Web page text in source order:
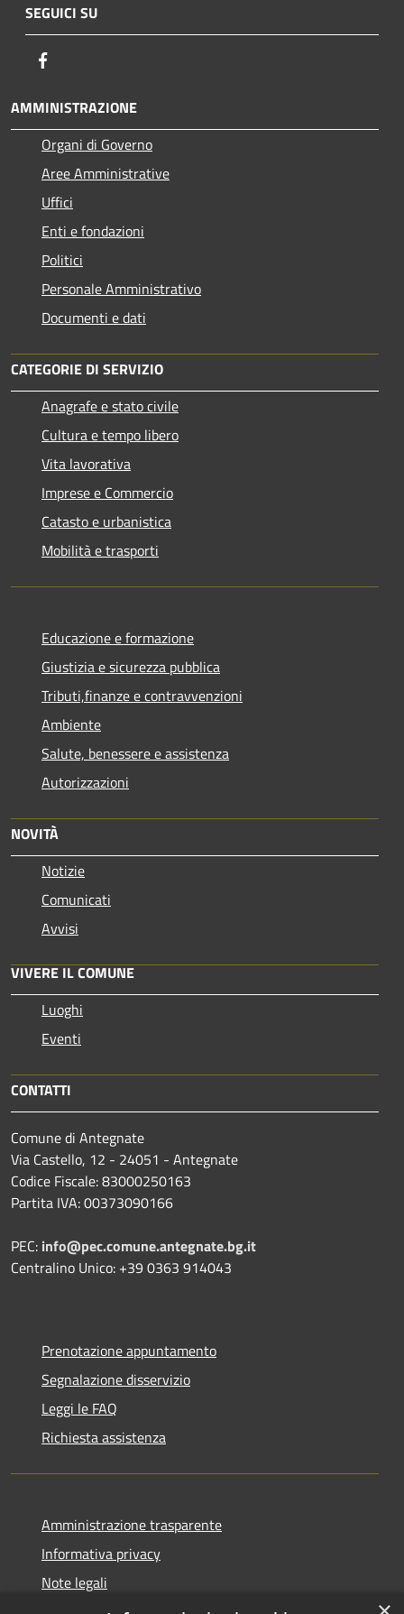
SEGUICI SU
AMMINISTRAZIONE
Organi di Governo
Aree Amministrative
Uffici
Enti e fondazioni
Politici
Personale Amministrativo
Documenti e dati
CATEGORIE DI SERVIZIO
Anagrafe e stato civile
Cultura e tempo libero
Vita lavorativa
Imprese e Commercio
Catasto e urbanistica
Mobilità e trasporti
Educazione e formazione
Giustizia e sicurezza pubblica
Tributi,finanze e contravvenzioni
Ambiente
Salute, benessere e assistenza
Autorizzazioni
NOVITÀ
Notizie
Comunicati
Avvisi
VIVERE IL COMUNE
Luoghi
Eventi
CONTATTI
Comune di Antegnate
Via Castello, 12 - 24051 - Antegnate
Codice Fiscale: 83000250163
Partita IVA: 00373090166
PEC: info@pec.comune.antegnate.bg.it
Centralino Unico: +39 0363 914043
Prenotazione appuntamento
Segnalazione disservizio
Leggi le FAQ
Richiesta assistenza
Amministrazione trasparente
Informativa privacy
Note legali